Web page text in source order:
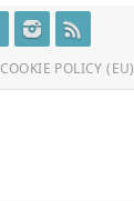
COOKIE POLICY (EU)